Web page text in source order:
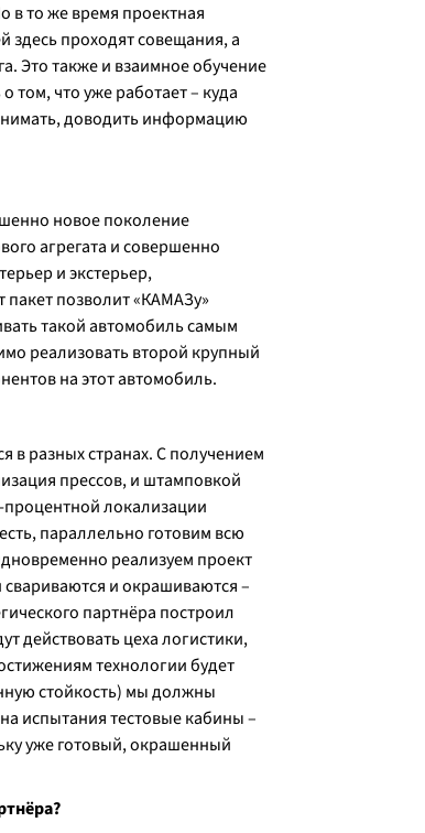
в то же время проектная
здесь проходят совещания, а
Это также и взаимное обучение
том, что уже работает – куда
доводить информацию
новое поколение
агрегата и совершенно
и экстерьер,
позволит «КАМАЗу»
такой автомобиль самым
реализовать второй крупный
на этот автомобиль.
разных странах. С получением
прессов, и штамповкой
процентной локализации
параллельно готовим всю
реализуем проект
и окрашиваются –
партнёра построил
действовать цеха логистики,
технологии будет
стойкость) мы должны
испытания тестовые кабины –
уже готовый, окрашенный